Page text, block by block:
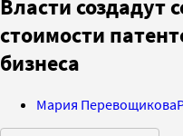
Власти создадут
стоимости
бизнеса
Мария Перевощикова